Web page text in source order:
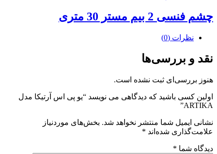
چشم فنسی 2 بیم مستر 30 متری
نظرات (0)
نقد و بررسی‌ها
هنوز بررسی‌ای ثبت نشده است.
اولین کسی باشید که دیدگاهی می نویسد “یو پی اس آرتیکا مدل
ARTIKA”
نشانی ایمیل شما منتشر نخواهد شد. بخش‌های موردنیاز
علامت‌گذاری شده‌اند *
دیدگاه شما *